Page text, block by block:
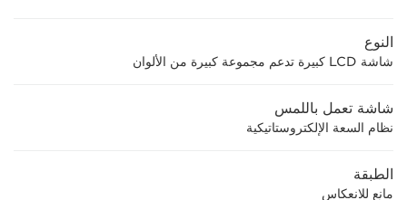
النوع
شاشة LCD كبيرة تدعم مجموعة كبيرة من الألوان
شاشة تعمل باللمس
نظام السعة الإلكتروستاتيكية
الطبقة
مانع للانعكاس